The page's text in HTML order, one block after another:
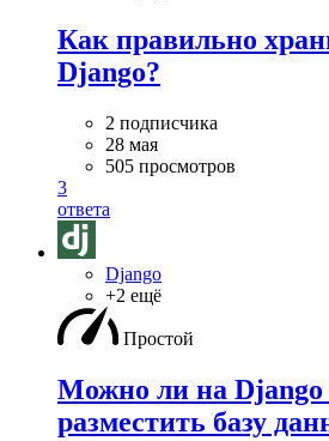
Как правильно
Django?
2 подписчика
28 мая
505 просмотров
3
ответа
Django
+2 ещё
Простой
Можно ли на Django
разместить базу